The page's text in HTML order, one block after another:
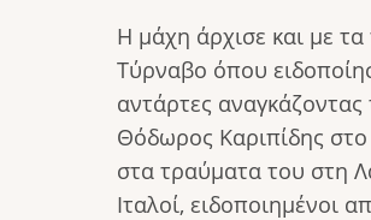
Η μάχη άρχισε και με
Τύρναβο όπου
αντάρτες
Θόδωρος Καριπίδης
στα τραύματα του στη
Ιταλοί, ειδοποιημένοι